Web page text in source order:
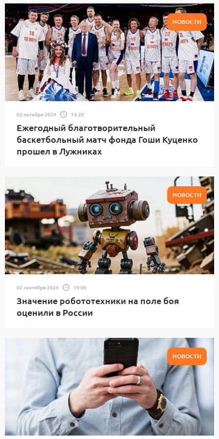
НОВОСТИ
02 октября 2024 14:20
Ежегодный благотворительный
баскетбольный матч фонда Гоши Куценко
прошел в Лужниках
НОВОСТИ
02 сентября 2024 19:00
Значение робототехники на поле боя
оценили в России
НОВОСТИ